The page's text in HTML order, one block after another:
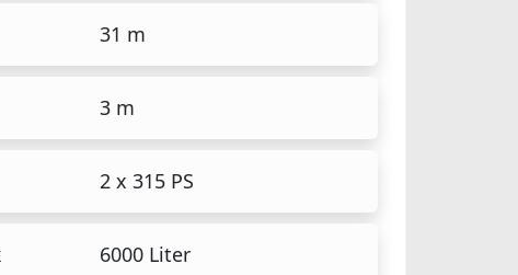
31 m
3 m
2 x 315 PS
6000 Liter